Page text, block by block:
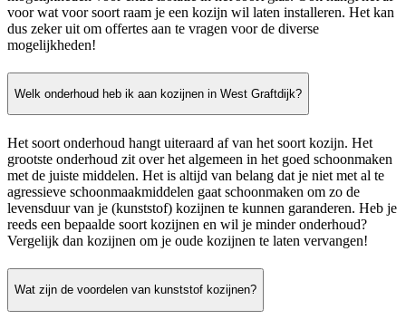
voor wat voor soort raam je een kozijn wil laten installeren. Het kan
dus zeker uit om offertes aan te vragen voor de diverse
mogelijkheden!
Welk onderhoud heb ik aan kozijnen in West Graftdijk?
Het soort onderhoud hangt uiteraard af van het soort kozijn. Het
grootste onderhoud zit over het algemeen in het goed schoonmaken
met de juiste middelen. Het is altijd van belang dat je niet met al te
agressieve schoonmaakmiddelen gaat schoonmaken om zo de
levensduur van je (kunststof) kozijnen te kunnen garanderen. Heb je
reeds een bepaalde soort kozijnen en wil je minder onderhoud?
Vergelijk dan kozijnen om je oude kozijnen te laten vervangen!
Wat zijn de voordelen van kunststof kozijnen?